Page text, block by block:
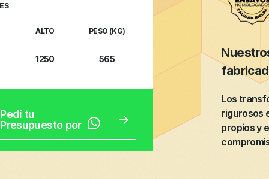
ALTO PESO (KG)
1250 565
Pedí tu
Presupuesto por
Los
rigurosos
propios y